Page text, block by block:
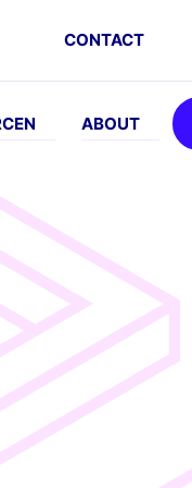
CONTACT
ABOUT
ABOUT
Company
Karriere
Partner